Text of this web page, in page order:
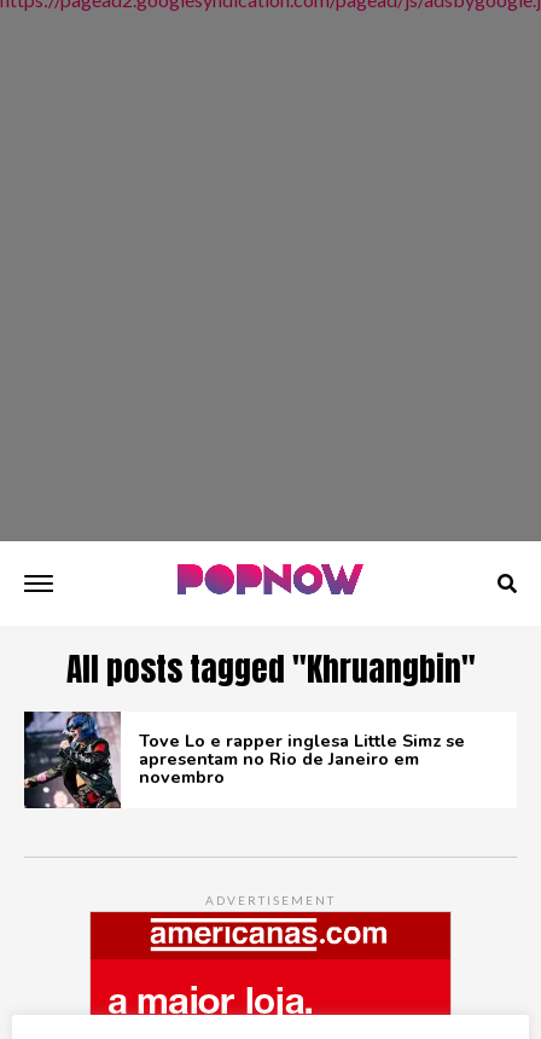
All posts tagged "Khruangbin"
Tove Lo e rapper inglesa Little Simz se
apresentam no Rio de Janeiro em
novembro
ADVERTISEMENT